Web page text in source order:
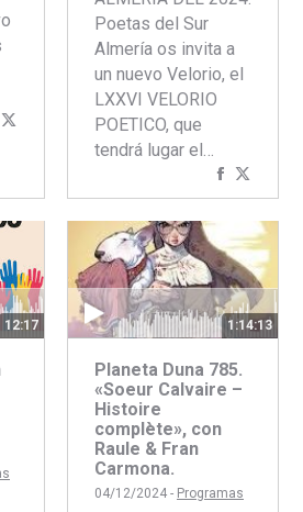
Compartir
Poetas del Sur
Almería os invita a
un nuevo Velorio, el
LXXVI VELORIO
POETICO, que
tendrá lugar el…
Compartir
concon
12:17 1:14:13
Planeta Duna 785.
«Soeur Calvaire –
Histoire
complète», con
Raule & Fran
Carmona.
04/12/2024 - Programas